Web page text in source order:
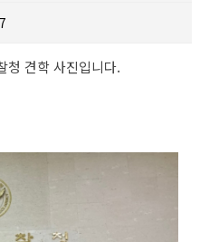
청 견학 사진입니다.